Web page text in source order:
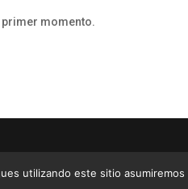
primer momento.
utilizando este sitio